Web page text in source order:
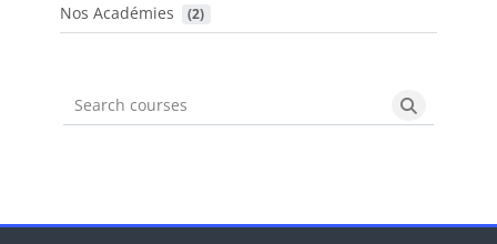
Nos Académies (2)
Search courses Search